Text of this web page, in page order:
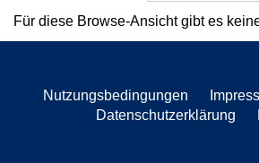
Für diese Browse-Ansicht gibt es
Nutzungsbedingungen
Datenschutzerklärung